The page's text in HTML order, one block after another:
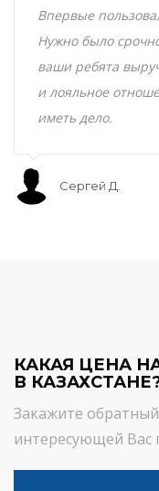
Впервые
Нужно было
ваши ребята
и лояльное
иметь дело.
Сергей Д.
КАКАЯ ЦЕНА
В
Закажите
интересующей Вас